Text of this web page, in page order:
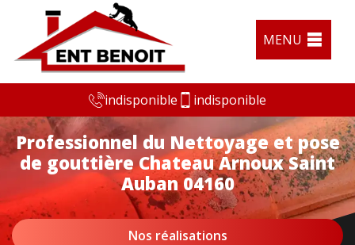
MENU
indisponible indisponible
Professionnel du Nettoyage et pose
de gouttière Chateau Arnoux Saint
Auban 04160
Nos réalisations